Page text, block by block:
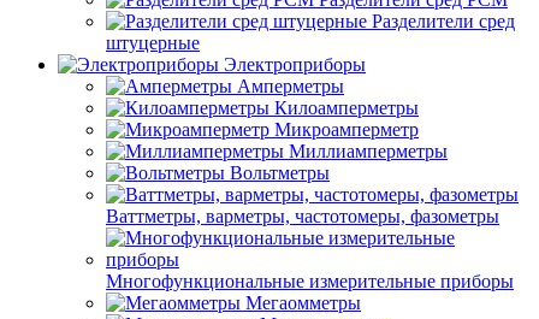
Разделители сред
штуцерные
Электроприборы
Амперметры
Килоамперметры
Микроамперметр
Миллиамперметры
Вольтметры
Ваттметры, варметры, частотомеры, фазометры
Многофункциональные измерительные приборы
Мегаомметры